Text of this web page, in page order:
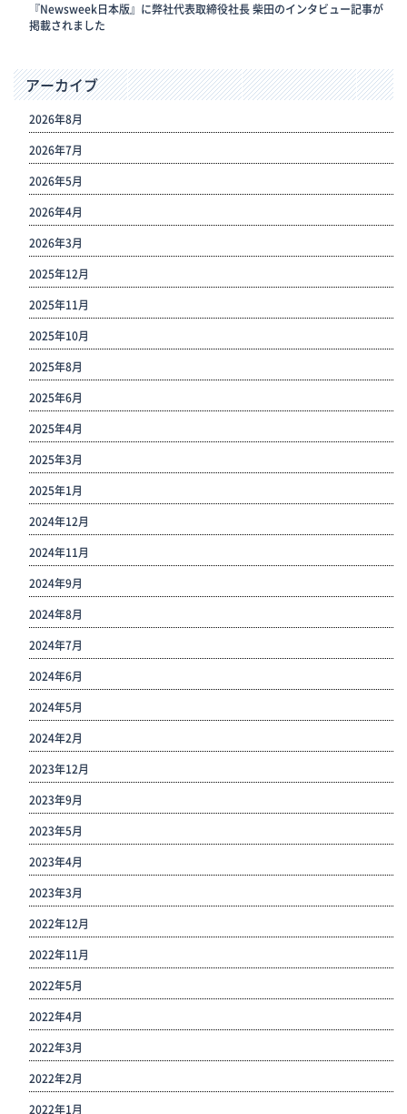
『Newsweek日本版』に弊社代表取締役社長 柴田のインタビュー記事が
掲載されました
アーカイブ
2026年8月
2026年7月
2026年5月
2026年4月
2026年3月
2025年12月
2025年11月
2025年10月
2025年8月
2025年6月
2025年4月
2025年3月
2025年1月
2024年12月
2024年11月
2024年9月
2024年8月
2024年7月
2024年6月
2024年5月
2024年2月
2023年12月
2023年9月
2023年5月
2023年4月
2023年3月
2022年12月
2022年11月
2022年5月
2022年4月
2022年3月
2022年2月
2022年1月